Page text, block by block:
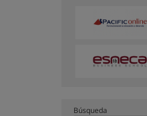
Búsqueda